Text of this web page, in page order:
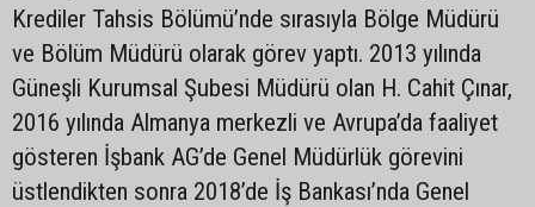
Krediler Tahsis Bölümü’nde sırasıyla Bölge Müdürü
ve Bölüm Müdürü olarak görev yaptı. 2013 yılında
Güneşli Kurumsal Şubesi Müdürü olan H. Cahit Çınar,
2016 yılında Almanya merkezli ve Avrupa’da faaliyet
gösteren İşbank AG’de Genel Müdürlük görevini
üstlendikten sonra 2018’de İş Bankası’nda Genel